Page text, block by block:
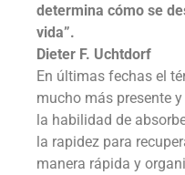
determina cómo se
vida”.
Dieter F. Uchtdorf
En últimas fechas el
mucho más presente
la habilidad de
la rapidez para
manera rápida y